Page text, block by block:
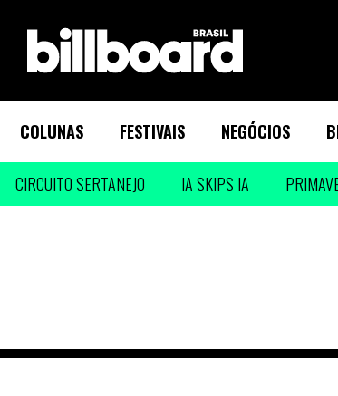
COLUNAS FESTIVAIS NEGÓCIOS
CIRCUITO SERTANEJO IA SKIPS IA